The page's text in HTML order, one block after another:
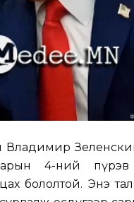
Владимир
сарын 4-ний пүрэв
бололтой. Энэ